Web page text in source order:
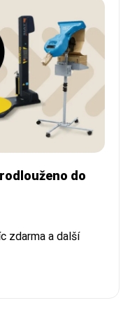
do
zdarma a další